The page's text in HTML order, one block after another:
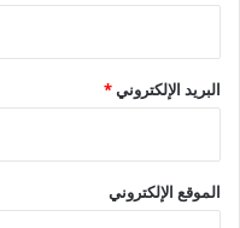
البريد الإلكتروني*
الموقع الإلكتروني